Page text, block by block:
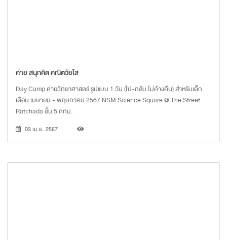
ค่าย สนุกคิด คณิตวัยใส
Day Camp ค่ายวิทยาศาสตร์ รูปแบบ 1 วัน (ไป-กลับ ไม่ค้างคืน) สำหรับเด็ก
เดือน เมษายน - พฤษภาคม 2567 NSM Science Square @ The Street
Ratchada ชั้น 5 กทม.
03 เม.ย. 2567